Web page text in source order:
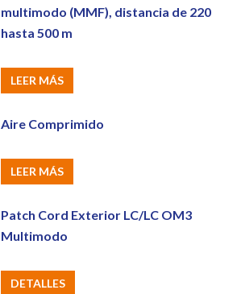
multimodo (MMF), distancia de 220
hasta 500 m
LEER MÁS
Aire Comprimido
LEER MÁS
Patch Cord Exterior LC/LC OM3
Multimodo
DETALLES